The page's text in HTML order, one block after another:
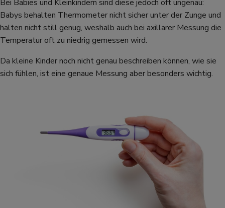
Bei Babies und Kleinkindern sind diese jedoch oft ungenau:
Babys behalten Thermometer nicht sicher unter der Zunge und
halten nicht still genug, weshalb auch bei axillarer Messung die
Temperatur oft zu niedrig gemessen wird.
Da kleine Kinder noch nicht genau beschreiben können, wie sie
sich fühlen, ist eine genaue Messung aber besonders wichtig.